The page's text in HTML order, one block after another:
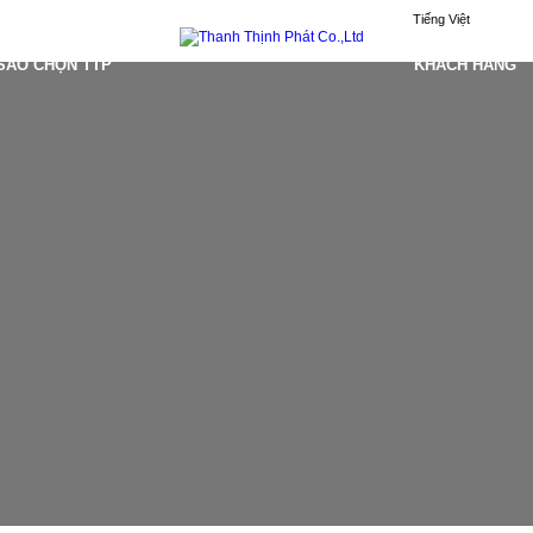
Tiếng Việt
CHỌN TTP KHÁCH HÀNG